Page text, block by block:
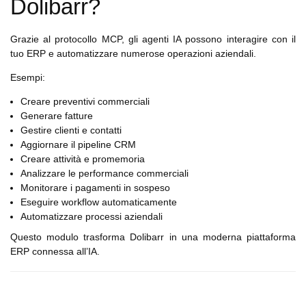
Dolibarr?
Grazie al protocollo MCP, gli agenti IA possono interagire con il
tuo ERP e automatizzare numerose operazioni aziendali.
Esempi:
Creare preventivi commerciali
Generare fatture
Gestire clienti e contatti
Aggiornare il pipeline CRM
Creare attività e promemoria
Analizzare le performance commerciali
Monitorare i pagamenti in sospeso
Eseguire workflow automaticamente
Automatizzare processi aziendali
Questo modulo trasforma Dolibarr in una moderna piattaforma
ERP connessa all’IA.